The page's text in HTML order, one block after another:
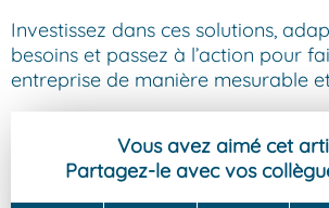
Investissez dans ces solutions,
besoins et passez à l’action pour
entreprise de manière mesurable
Vous avez aimé cet
Partagez-le avec vos